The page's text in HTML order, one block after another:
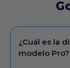
¿Cuál es la
modelo Pro?